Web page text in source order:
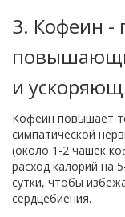
3. Кофеин -
и
Кофеин повышает
симпатической
(около 1-2 чашек
расход калорий на
сутки, чтобы
сердцебиения.